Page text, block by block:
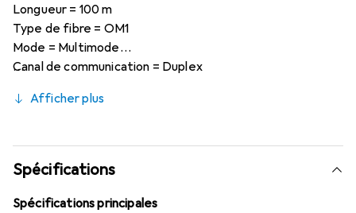
Longueur = 100 m
Type de fibre = OM1
Mode = Multimode
Canal de communication = Duplex
Couleur de la gaine = Orange
Afficher plus
Spécifications
Spécifications principales